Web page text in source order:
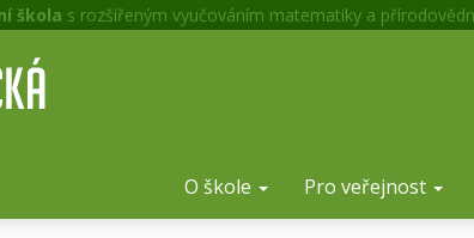
škola s rozšířeným vyučováním matematiky a
O škole Pro veřejnost